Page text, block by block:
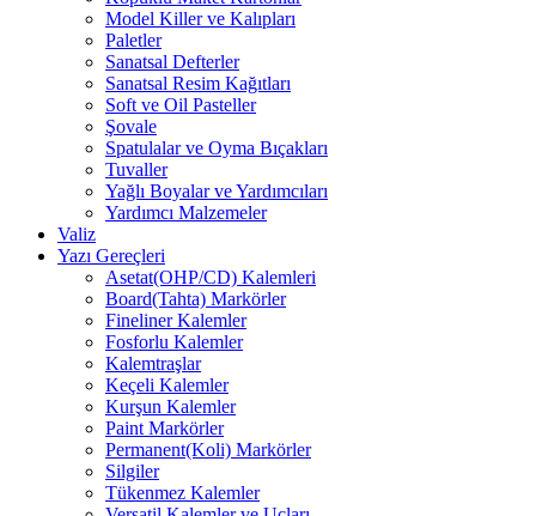
Model Killer ve Kalıpları
Paletler
Sanatsal Defterler
Sanatsal Resim Kağıtları
Soft ve Oil Pasteller
Şovale
Spatulalar ve Oyma Bıçakları
Tuvaller
Yağlı Boyalar ve Yardımcıları
Yardımcı Malzemeler
Valiz
Yazı Gereçleri
Asetat(OHP/CD) Kalemleri
Board(Tahta) Markörler
Fineliner Kalemler
Fosforlu Kalemler
Kalemtraşlar
Keçeli Kalemler
Kurşun Kalemler
Paint Markörler
Permanent(Koli) Markörler
Silgiler
Tükenmez Kalemler